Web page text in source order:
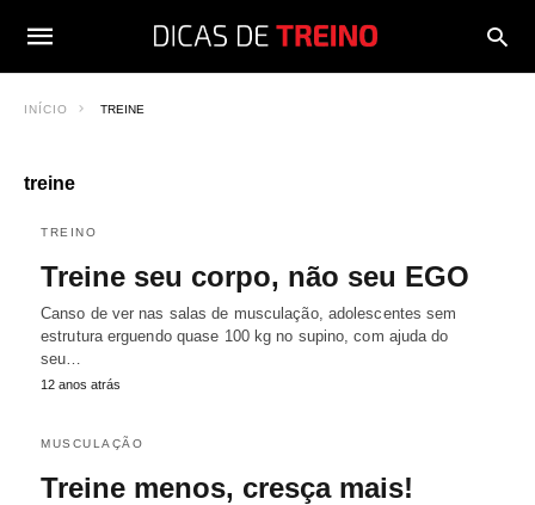
INÍCIO TREINE
treine
TREINO
Treine seu corpo, não seu EGO
Canso de ver nas salas de musculação, adolescentes sem
estrutura erguendo quase 100 kg no supino, com ajuda do
seu…
12 anos atrás
MUSCULAÇÃO
Treine menos, cresça mais!